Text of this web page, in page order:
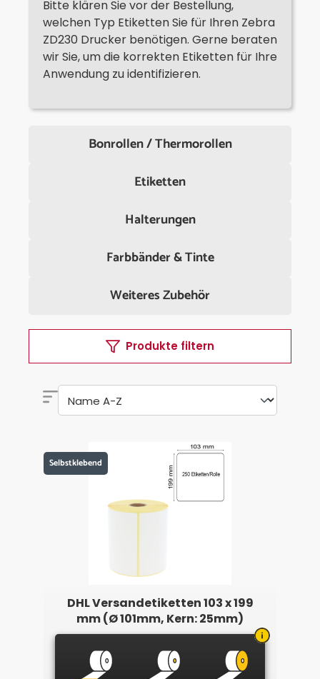
Bitte klären Sie vor der Bestellung,
welchen Typ Etiketten Sie für Ihren Zebra
ZD230 Drucker benötigen. Gerne beraten
wir Sie, um die korrekten Etiketten für Ihre
Anwendung zu identifizieren.
Bonrollen / Thermorollen
Etiketten
Halterungen
Farbbänder & Tinte
Weiteres Zubehör
Produkte filtern
Selbstklebend
DHL Versandetiketten 103 x 199
mm (Ø 101mm, Kern: 25mm)